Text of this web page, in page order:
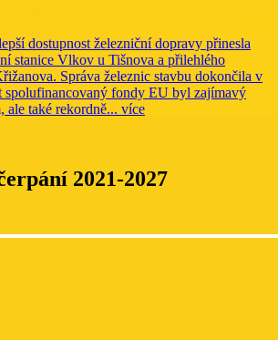
dostupnost železniční dopravy přinesla
stanice Vlkov u Tišnova a přilehlého
Správa železnic stavbu dokončila v
spolufinancovaný fondy EU byl zajímavý
ale také rekordně... více
2021-2027